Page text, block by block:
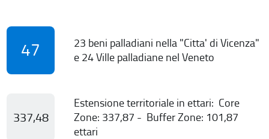
47
23 beni palladiani nella "Citta' di Vicenza"
e 24 Ville palladiane nel Veneto
337,48
Estensione territoriale in ettari: Core
Zone: 337,87 - Buffer Zone: 101,87
ettari